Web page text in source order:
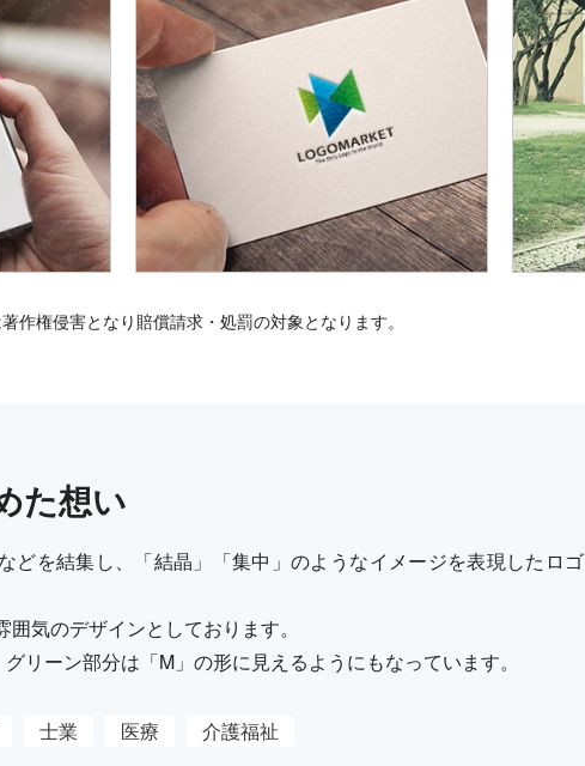
作権侵害となり賠償請求・処罰の対象となります。
た想い
どを結集し、「結晶」「集中」のようなイメージを表現したロゴ
気のデザインとしております。
リーン部分は「M」の形に見えるようにもなっています。
士業 医療 介護福祉